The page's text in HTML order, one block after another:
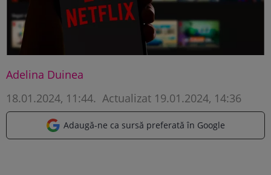
Adelina Duinea
18.01.2024, 11:44. Actualizat 19.01.2024, 14:36
Adaugă-ne ca sursă preferată în Google